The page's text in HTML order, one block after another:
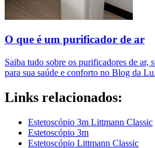
O que é um purificador de ar​
Saiba tudo sobre os purificadores de ar,
para sua saúde e conforto no Blog da Lu.
Links relacionados:
Estetoscópio 3m Littmann Classic
Estetoscópio 3m
Estetoscópio Littmann Classic